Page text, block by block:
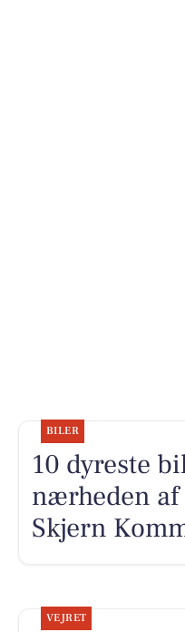
BILER
10 dyreste
nærheden
Skjern
VEJRET